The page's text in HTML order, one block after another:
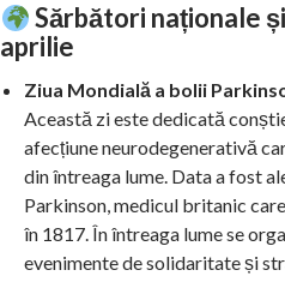
Sărbători naționale
aprilie
Ziua Mondială a bolii
Această zi este dedicată
afecțiune neurodegenerativă
din întreaga lume. Data a fost
Parkinson, medicul britanic
în 1817. În întreaga lume se
evenimente de solidaritate și